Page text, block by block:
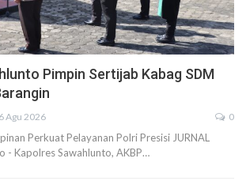
Pimpin Sertijab Kabag SDM
6 Agu 2026 0
Perkuat Pelayanan Polri Presisi JURNAL
- Kapolres Sawahlunto, AKBP…